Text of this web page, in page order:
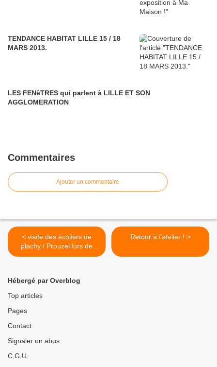
TENDANCE HABITAT LILLE 15 / 18
MARS 2013.
LES FENêTRES qui parlent à LILLE ET SON
AGGLOMERATION
Commentaires
Ajouter un commentaire
< visite des écoliers de
plachy / Prouzel lors de
mon expos
Retour à l'atelier ! >
Hébergé par Overblog
Top articles
Pages
Contact
Signaler un abus
C.G.U.